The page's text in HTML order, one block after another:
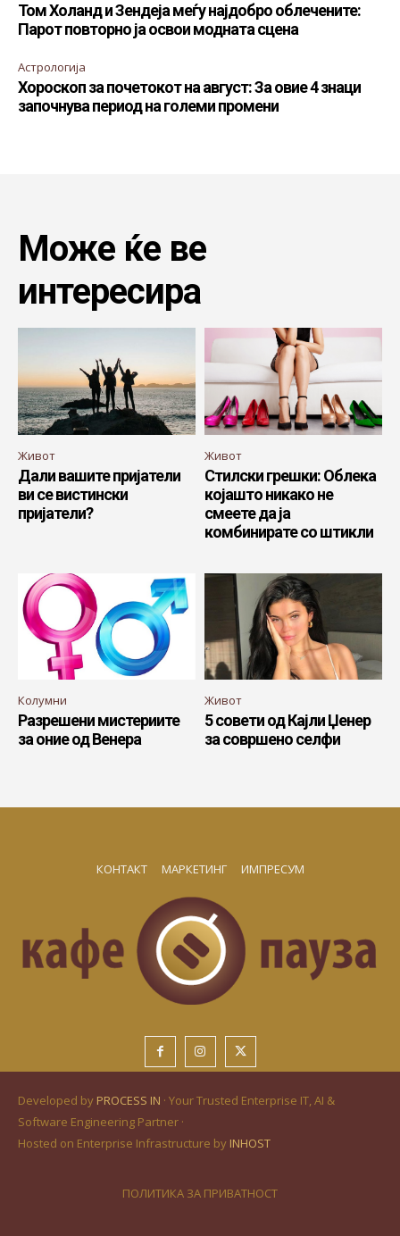
Том Холанд и Зендеја меѓу најдобро облечените:
Парот повторно ја освои модната сцена
Астрологија
Хороскоп за почетокот на август: За овие 4 знаци
започнува период на големи промени
Може ќе ве
интересира
Живот
Дали вашите пријатели
ви се вистински
пријатели?
Живот
Стилски грешки: Облека
којашто никако не
смеете да ја
комбинирате со штикли
Колумни
Разрешени мистериите
за оние од Венера
Живот
5 совети од Кајли Џенер
за совршено селфи
КОНТАКТ МАРКЕТИНГ ИМПРЕСУМ
Developed by PROCESS IN · Your Trusted Enterprise IT, AI &
Software Engineering Partner ·
Hosted on Enterprise Infrastructure by INHOST
ПОЛИТИКА ЗА ПРИВАТНОСТ